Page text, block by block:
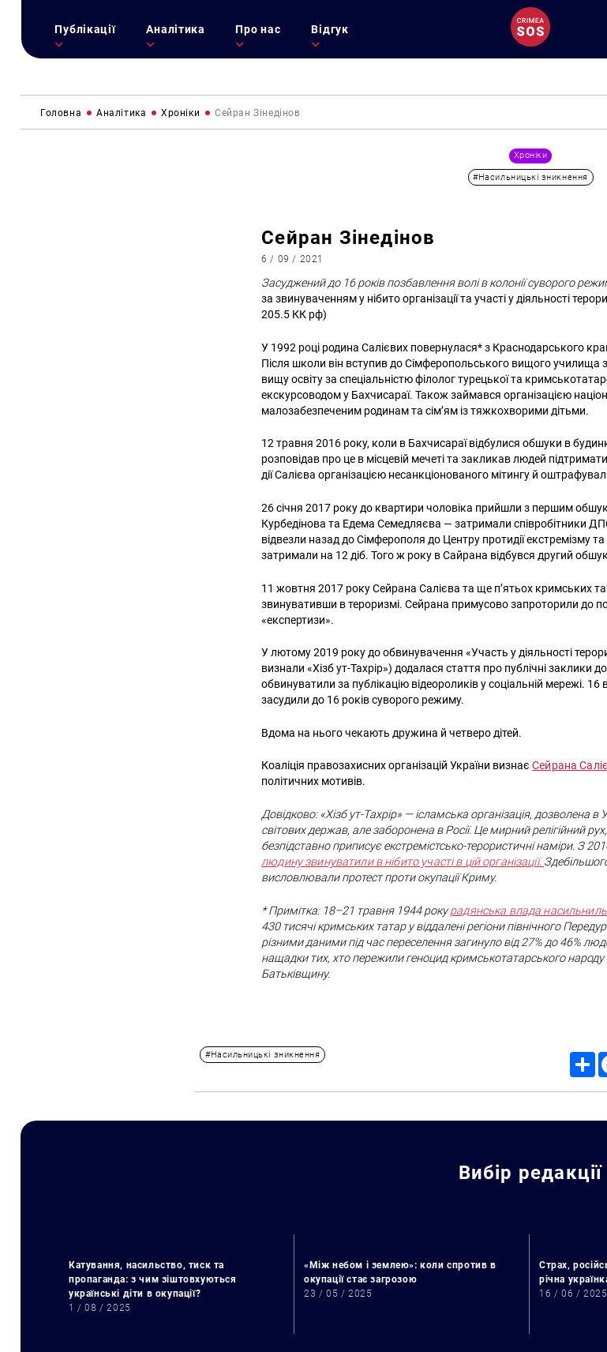
Публікації Аналітика Про нас Відгук
Головна Аналітика Хроніки Сейран Зінедінов
Хроніки
#Насильницькі зникнення
Сейран Зінедінов
6 / 09 / 2021
Засуджений до 16 років позбавлення волі в колонії суворого
за звинуваченням у нібито організації та участі у діяльності
205.5 КК рф)
У 1992 році родина Салієвих повернулася* з Краснодарського
Після школи він вступив до Сімферопольського вищого
вищу освіту за спеціальністю філолог турецької та
екскурсоводом у Бахчисараї. Також займався організацією
малозабезпеченим родинам та сім’ям із тяжкохворими дітьми.
12 травня 2016 року, коли в Бахчисараї відбулися обшуки в
розповідав про це в місцевій мечеті та закликав людей
дії Салієва організацією несанкціонованого мітингу й
26 січня 2017 року до квартири чоловіка прийшли з першим
Курбедінова та Едема Семедляєва — затримали співробітники
відвезли назад до Сімферополя до Центру протидії екстремізму
затримали на 12 діб. Того ж року в Сайрана відбувся другий
11 жовтня 2017 року Сейрана Салієва та ще п’ятьох кримських
звинувативши в тероризмі. Сейрана примусово запроторили до
«експертизи».
У лютому 2019 року до обвинувачення «Участь у діяльності
визнали «Хізб ут-Тахрір») додалася стаття про публічні заклики
обвинуватили за публікацію відеороликів у соціальній мережі.
засудили до 16 років суворого режиму.
Вдома на нього чекають дружина й четверо дітей.
Коаліція правозахисних організацій України визнаєСейрана
політичних мотивів.
Довідково: «Хізб ут-Тахрір» — ісламська організація, дозволена в
світових держав, але заборонена в Росії. Це мирний релігійний
безпідставно приписує екстремістсько-терористичні наміри. З
людину звинуватили в нібито участі в цій організації.
висловлювали протест проти окупації Криму.
* Примітка: 18–21 травня 1944 рокурадянська влада
430 тисячі кримських татар у віддалені регіони північного
різними даними під час переселення загинуло від 27% до 46%
нащадки тих, хто пережили геноцид кримськотатарського
Батьківщину.
#Насильницькі зникнення
Вибір редакції
Катування, насильство, тиск та
пропаганда: з чим зіштовхуються
українські діти в окупації?
1 / 08 / 2025
«Між небом і землею»: коли спротив в
окупації стає загрозою
23 / 05 / 2025
Страх,
річна
16 / 06 / 2025